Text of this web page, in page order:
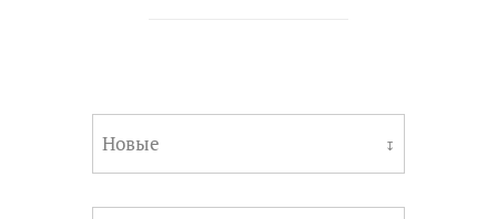
Новые ↧